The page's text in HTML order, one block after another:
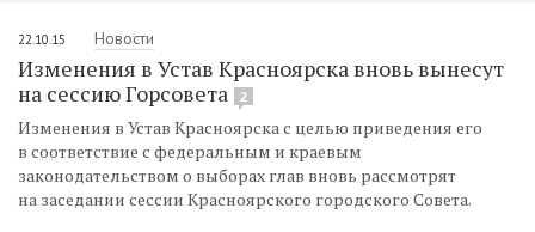
22.10.15 Новости
Изменения в Устав Красноярска вновь вынесут
на сессию Горсовета
2
Изменения в Устав Красноярска с целью приведения его
в соответствие с федеральным и краевым
законодательством о выборах глав вновь рассмотрят
на заседании сессии Красноярского городского Совета.